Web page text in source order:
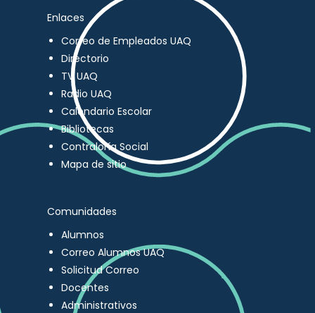
Enlaces
Correo de Empleados UAQ
Directorio
TV UAQ
Radio UAQ
Calendario Escolar
Bibliotecas
Contraloría Social
Mapa de sitio
Comunidades
Alumnos
Correo Alumnos UAQ
Solicitud Correo
Docentes
Administrativos